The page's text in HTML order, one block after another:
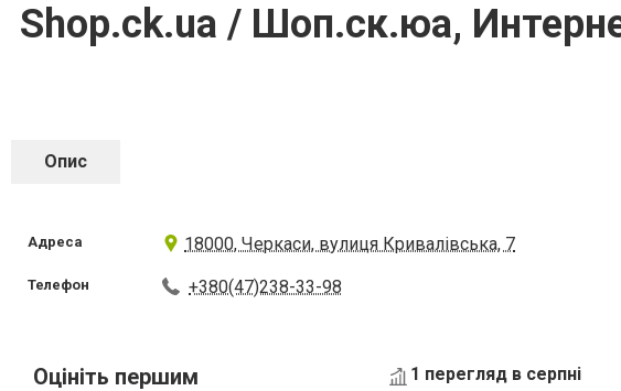
Shop.ck.ua / Шоп.ск.юа,
Опис
Адреса 18000, Черкаси, вулиця Кривалівська, 7
Телефон +380(47)238-33-98
Оцініть першим 1 перегляд в серпні